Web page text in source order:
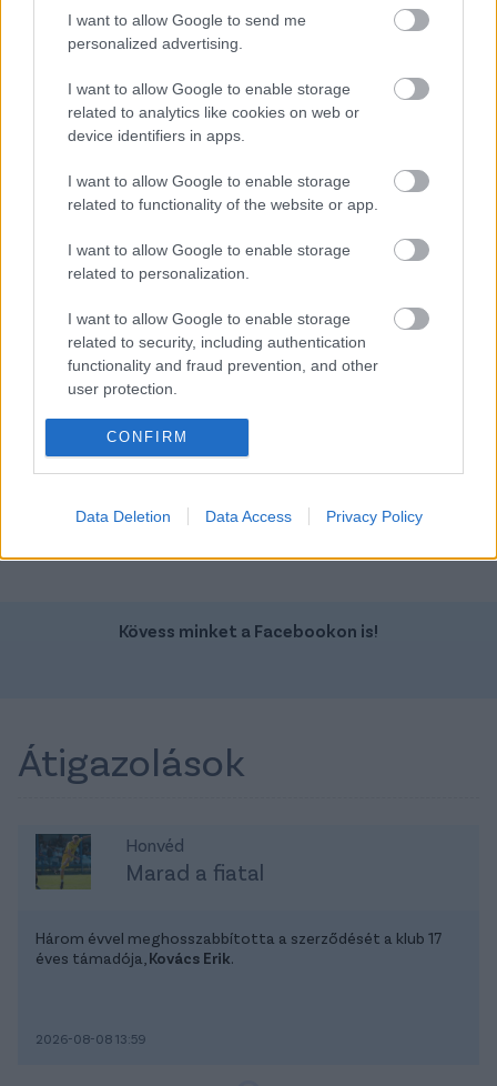
I want to allow Google to send me
personalized advertising.
I want to allow Google to enable storage
related to analytics like cookies on web or
device identifiers in apps.
I want to allow Google to enable storage
related to functionality of the website or app.
I want to allow Google to enable storage
related to personalization.
I want to allow Google to enable storage
related to security, including authentication
functionality and fraud prevention, and other
user protection.
CONFIRM
Data Deletion Data Access Privacy Policy
CÍMKÉK: #MAGYAR FOCI #NB I #NB II #MLSZ
#NB III
#EDZŐKÉPZÉS
#PRO LICENC
Autópiac
Szín:
Üzemanyag: Benzin
8 570 000 Ft
TOVÁBBI AJÁNLATOK
Kövess minket a Facebookon is!
Átigazolások
Honvéd
Marad a fiatal
Három évvel meghosszabbította a szerződését a klub 17
éves támadója, Kovács Erik.
2026-08-08 13:59